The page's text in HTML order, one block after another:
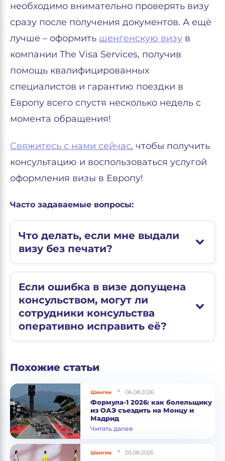
необходимо внимательно проверять визу
сразу после получения документов. А ещё
лучше – оформить шенгенскую визу в
компании The Visa Services, получив
помощь квалифицированных
специалистов и гарантию поездки в
Европу всего спустя несколько недель с
момента обращения!
Свяжитесь с нами сейчас, чтобы получить
консультацию и воспользоваться услугой
оформления визы в Европу!
Часто задаваемые вопросы:
Что делать, если мне выдали
визу без печати?
Если ошибка в визе допущена
консульством, могут ли
сотрудники консульства
оперативно исправить её?
Похожие статьи
Шенген 06.08.2026
Формула-1 2026: как болельщику
из ОАЭ съездить на Монцу и
Мадрид
Читать далее
Шенген 05.08.2026